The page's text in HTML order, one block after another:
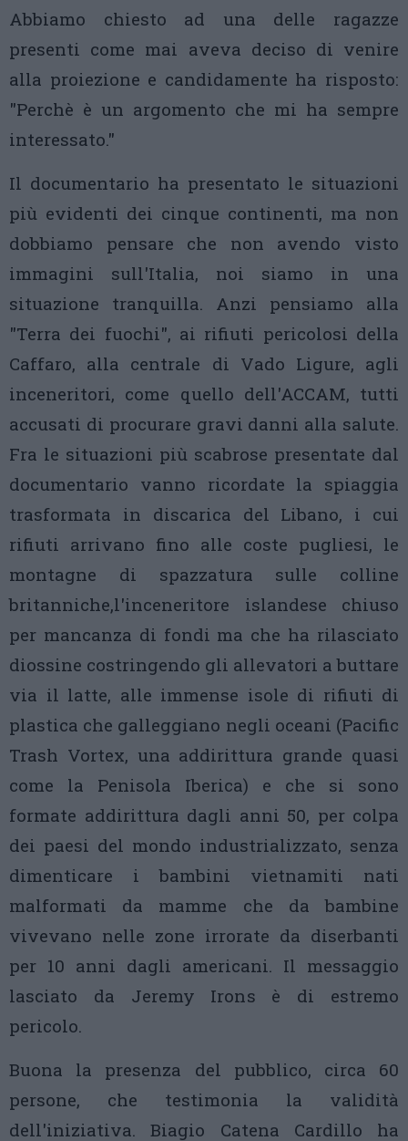
Abbiamo chiesto ad una delle ragazze
presenti come mai aveva deciso di venire
alla proiezione e candidamente ha risposto:
"Perchè è un argomento che mi ha sempre
interessato."
Il documentario ha presentato le situazioni
più evidenti dei cinque continenti, ma non
dobbiamo pensare che non avendo visto
immagini sull'Italia, noi siamo in una
situazione tranquilla. Anzi pensiamo alla
"Terra dei fuochi", ai rifiuti pericolosi della
Caffaro, alla centrale di Vado Ligure, agli
inceneritori, come quello dell'ACCAM, tutti
accusati di procurare gravi danni alla salute.
Fra le situazioni più scabrose presentate dal
documentario vanno ricordate la spiaggia
trasformata in discarica del Libano, i cui
rifiuti arrivano fino alle coste pugliesi, le
montagne di spazzatura sulle colline
britanniche,l'inceneritore islandese chiuso
per mancanza di fondi ma che ha rilasciato
diossine costringendo gli allevatori a buttare
via il latte, alle immense isole di rifiuti di
plastica che galleggiano negli oceani (Pacific
Trash Vortex, una addirittura grande quasi
come la Penisola Iberica) e che si sono
formate addirittura dagli anni 50, per colpa
dei paesi del mondo industrializzato, senza
dimenticare i bambini vietnamiti nati
malformati da mamme che da bambine
vivevano nelle zone irrorate da diserbanti
per 10 anni dagli americani. Il messaggio
lasciato da Jeremy Irons è di estremo
pericolo.
Buona la presenza del pubblico, circa 60
persone, che testimonia la validità
dell'iniziativa. Biagio Catena Cardillo ha